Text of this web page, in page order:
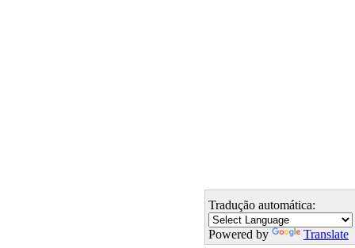
Tradução automática:
Powered by Translate